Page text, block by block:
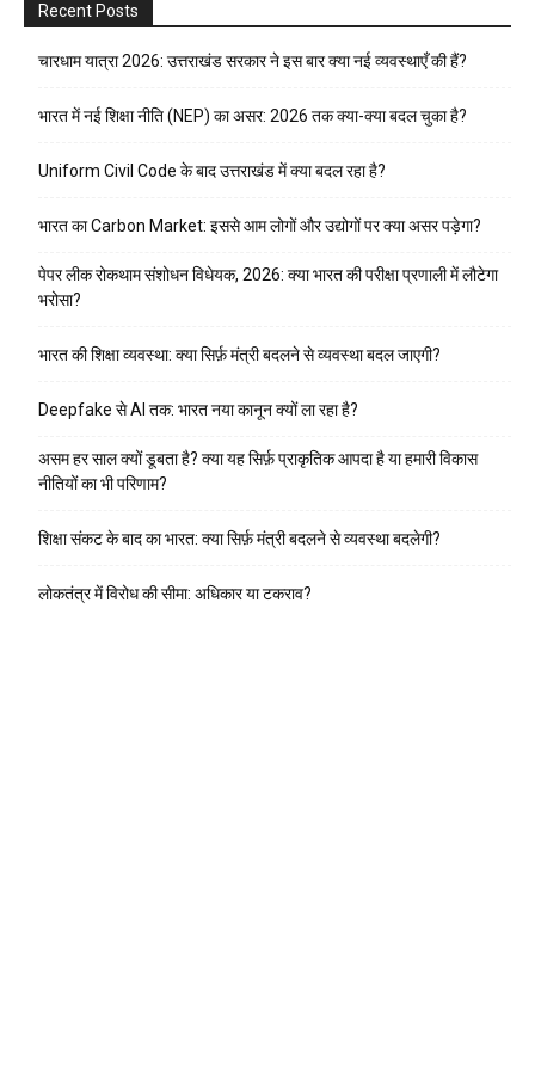
Recent Posts
चारधाम यात्रा 2026: उत्तराखंड सरकार ने इस बार क्या नई व्यवस्थाएँ की हैं?
भारत में नई शिक्षा नीति (NEP) का असर: 2026 तक क्या-क्या बदल चुका है?
Uniform Civil Code के बाद उत्तराखंड में क्या बदल रहा है?
भारत का Carbon Market: इससे आम लोगों और उद्योगों पर क्या असर पड़ेगा?
पेपर लीक रोकथाम संशोधन विधेयक, 2026: क्या भारत की परीक्षा प्रणाली में लौटेगा
भरोसा?
भारत की शिक्षा व्यवस्था: क्या सिर्फ़ मंत्री बदलने से व्यवस्था बदल जाएगी?
Deepfake से AI तक: भारत नया कानून क्यों ला रहा है?
असम हर साल क्यों डूबता है? क्या यह सिर्फ़ प्राकृतिक आपदा है या हमारी विकास
नीतियों का भी परिणाम?
शिक्षा संकट के बाद का भारत: क्या सिर्फ़ मंत्री बदलने से व्यवस्था बदलेगी?
लोकतंत्र में विरोध की सीमा: अधिकार या टकराव?